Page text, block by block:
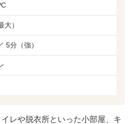
大）
5分（強）
レや脱衣所といった小部屋、キ